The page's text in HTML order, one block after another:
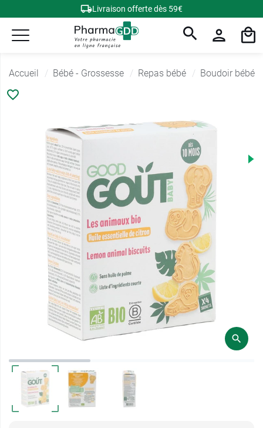
Livraison offerte dès 59€
Accueil Bébé - Grossesse Repas bébé Boudoir bébé